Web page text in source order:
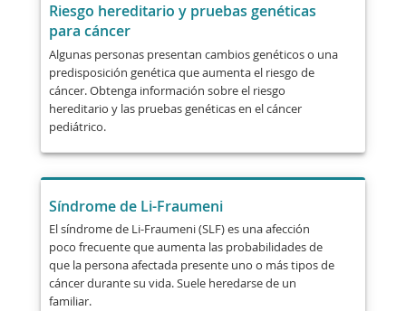
Riesgo hereditario y pruebas genéticas
para cáncer
Algunas personas presentan cambios genéticos o una
predisposición genética que aumenta el riesgo de
cáncer. Obtenga información sobre el riesgo
hereditario y las pruebas genéticas en el cáncer
pediátrico.
Síndrome de Li-Fraumeni
El síndrome de Li-Fraumeni (SLF) es una afección
poco frecuente que aumenta las probabilidades de
que la persona afectada presente uno o más tipos de
cáncer durante su vida. Suele heredarse de un
familiar.